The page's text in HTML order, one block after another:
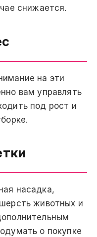
снижается.
на эти
вам управлять
под рост и
насадка,
животных и
о покупке